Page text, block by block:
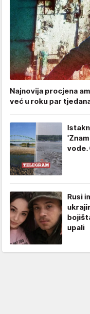
Najnovija procjena
već u roku par
vode.
Rusi
upali